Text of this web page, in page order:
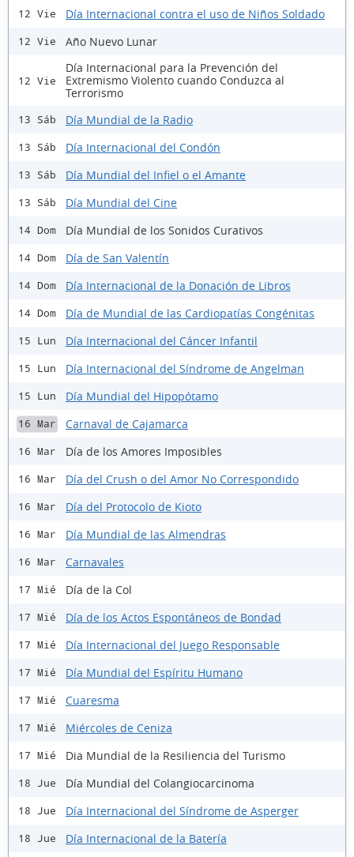
12 Vie Día Internacional contra el uso de Niños Soldado
12 Vie Año Nuevo Lunar
12 Vie
Día Internacional para la Prevención del
Extremismo Violento cuando Conduzca al
Terrorismo
13 Sáb Día Mundial de la Radio
13 Sáb Día Internacional del Condón
13 Sáb Día Mundial del Infiel o el Amante
13 Sáb Día Mundial del Cine
14 Dom Día Mundial de los Sonidos Curativos
14 Dom Día de San Valentín
14 Dom Día Internacional de la Donación de Libros
14 Dom Día de Mundial de las Cardiopatías Congénitas
15 Lun Día Internacional del Cáncer Infantil
15 Lun Día Internacional del Síndrome de Angelman
15 Lun Día Mundial del Hipopótamo
16 Mar Carnaval de Cajamarca
16 Mar Día de los Amores Imposibles
16 Mar Día del Crush o del Amor No Correspondido
16 Mar Día del Protocolo de Kioto
16 Mar Día Mundial de las Almendras
16 Mar Carnavales
17 Mié Día de la Col
17 Mié Día de los Actos Espontáneos de Bondad
17 Mié Día Internacional del Juego Responsable
17 Mié Día Mundial del Espíritu Humano
17 Mié Cuaresma
17 Mié Miércoles de Ceniza
17 Mié Dia Mundial de la Resiliencia del Turismo
18 Jue Día Mundial del Colangiocarcinoma
18 Jue Día Internacional del Síndrome de Asperger
18 Jue Día Internacional de la Batería